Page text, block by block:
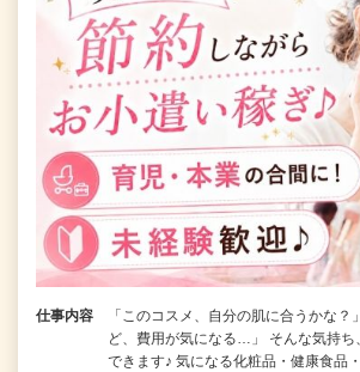
仕事内容
「このコスメ、自分の肌に合うかな？
ど、費用が気になる…」 そんな気持ち
できます♪ 気になる化粧品・健康食品